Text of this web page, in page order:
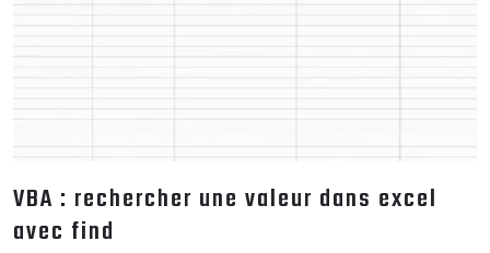
VBA : rechercher une valeur dans excel
avec find